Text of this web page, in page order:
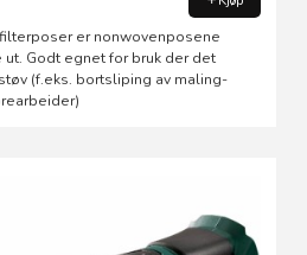
er nonwovenposene
Godt egnet for bruk der det
(f.eks. bortsliping av maling-